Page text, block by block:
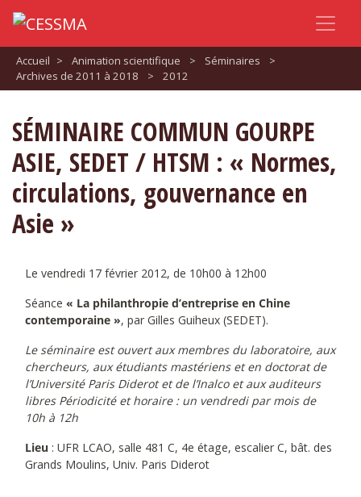
Accueil > Animation scientifique > Séminaires
>
Archives de 2011 à 2018
> 2012
SÉMINAIRE COMMUN GOURPE
ASIE, SEDET / HTSM : « Normes,
circulations, gouvernance en
Asie »
Le vendredi 17 février 2012, de 10h00 à 12h00
Séance « La philanthropie d’entreprise en Chine
contemporaine », par Gilles Guiheux (SEDET).
Le séminaire est ouvert aux membres du laboratoire, aux
chercheurs, aux étudiants mastériens et en doctorat de
l’Université Paris Diderot et de l’Inalco et aux auditeurs
libres Périodicité et horaire : un vendredi par mois de
10h à 12h
Lieu : UFR LCAO, salle 481 C, 4e étage, escalier C, bât. des
Grands Moulins, Univ. Paris Diderot